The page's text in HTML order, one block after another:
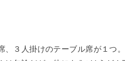
、３人掛けのテーブル席が１つ。